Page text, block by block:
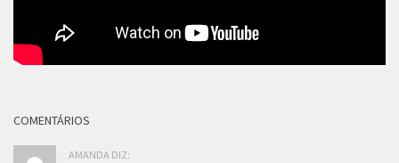
COMENTÁRIOS
AMANDA DIZ: